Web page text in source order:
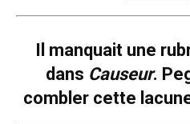
Il manquait une
dans Causeur.
combler cette